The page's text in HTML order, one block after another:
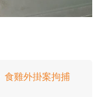
食雞外掛案拘捕